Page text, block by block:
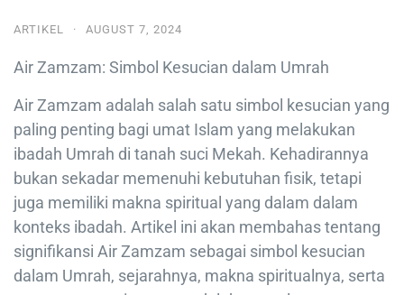
ARTIKEL · AUGUST 7, 2024
Air Zamzam: Simbol Kesucian dalam Umrah
Air Zamzam adalah salah satu simbol kesucian yang
paling penting bagi umat Islam yang melakukan
ibadah Umrah di tanah suci Mekah. Kehadirannya
bukan sekadar memenuhi kebutuhan fisik, tetapi
juga memiliki makna spiritual yang dalam dalam
konteks ibadah. Artikel ini akan membahas tentang
signifikansi Air Zamzam sebagai simbol kesucian
dalam Umrah, sejarahnya, makna spiritualnya, serta